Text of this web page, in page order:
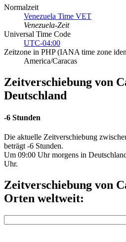
Normalzeit
Venezuela Time VET
Venezuela-Zeit
Universal Time Code
UTC-04:00
Zeitzone in PHP (IANA time zone
America/Caracas
Zeitverschiebung von
Deutschland
-6 Stunden
Die aktuelle Zeitverschiebung
beträgt -6 Stunden.
Um 09:00 Uhr morgens in
Uhr.
Zeitverschiebung von
Orten weltweit: